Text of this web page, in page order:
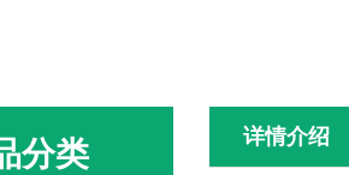
详情介绍
分类